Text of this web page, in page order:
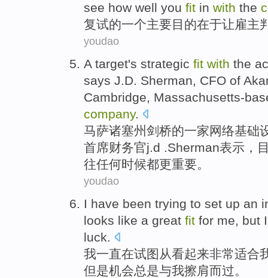
see how well you fit in with the
复试的一个主要目的在于让雇主
youdao
A target's strategic fit with the
says J.D. Sherman, CFO of
Cambridge, Massachusetts-
company.
马萨诸塞州剑桥的一家网络基础
首席财务官j.d .Sherman表示 ，
往任何时候都更重要。
youdao
I have been trying to set up an
looks like a great fit for me, but
luck.
我一直在试图 从看起来非常适合
但是机会总是与我擦肩而过。